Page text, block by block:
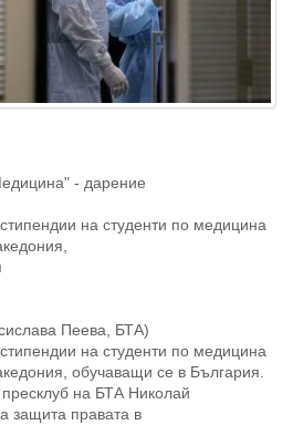
- дарение
на студенти по медицина
Пеева, БТА)
на студенти по медицина
обучаващи се в България.
на БТА Николай
защита правата в